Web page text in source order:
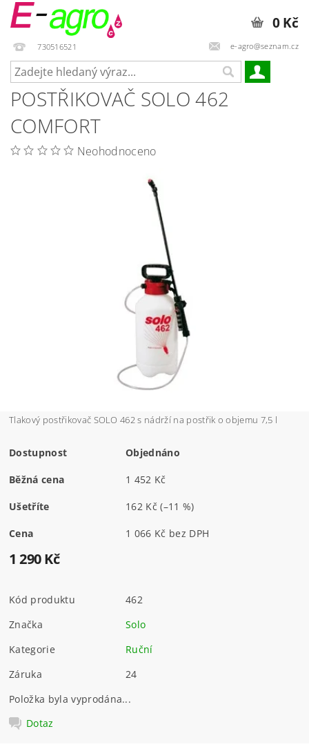
730516521 e-agro@seznam.cz
0 Kč
POSTŘIKOVAČ SOLO 462
COMFORT
Neohodnoceno
Tlakový postřikovač SOLO 462 s nádrží na postřik o objemu 7,5 l
Dostupnost Objednáno
Běžná cena 1 452 Kč
Ušetříte 162 Kč(–11 %)
Cena 1 066 Kč bez DPH
1 290 Kč
Kód produktu
462
Značka
Solo
Kategorie
Ruční
Záruka
24
Položka byla vyprodána...
Dotaz